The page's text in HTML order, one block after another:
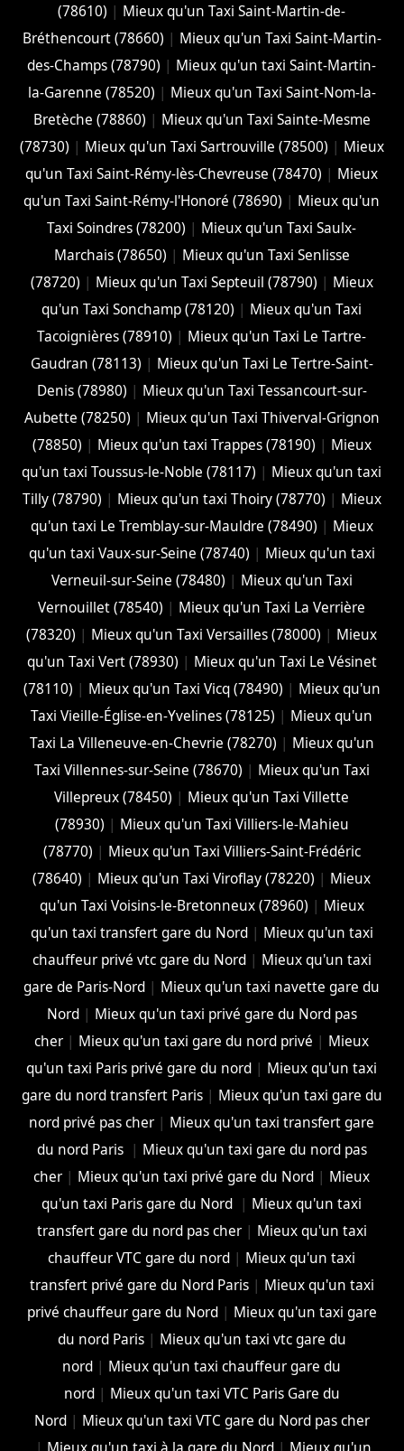
(78610) | Mieux qu'un Taxi Saint-Martin-de-
Bréthencourt (78660) | Mieux qu'un Taxi Saint-Martin-
des-Champs (78790) | Mieux qu'un taxi Saint-Martin-
la-Garenne (78520) | Mieux qu'un Taxi Saint-Nom-la-
Bretèche (78860) | Mieux qu'un Taxi Sainte-Mesme
(78730) | Mieux qu'un Taxi Sartrouville (78500) | Mieux
qu'un Taxi Saint-Rémy-lès-Chevreuse (78470) | Mieux
qu'un Taxi Saint-Rémy-l'Honoré (78690) | Mieux qu'un
Taxi Soindres (78200) | Mieux qu'un Taxi Saulx-
Marchais (78650) | Mieux qu'un Taxi Senlisse
(78720) | Mieux qu'un Taxi Septeuil (78790) | Mieux
qu'un Taxi Sonchamp (78120) | Mieux qu'un Taxi
Tacoignières (78910) | Mieux qu'un Taxi Le Tartre-
Gaudran (78113) | Mieux qu'un Taxi Le Tertre-Saint-
Denis (78980) | Mieux qu'un Taxi Tessancourt-sur-
Aubette (78250) | Mieux qu'un Taxi Thiverval-Grignon
(78850) | Mieux qu'un taxi Trappes (78190) | Mieux
qu'un taxi Toussus-le-Noble (78117) | Mieux qu'un taxi
Tilly (78790) | Mieux qu'un taxi Thoiry (78770) | Mieux
qu'un taxi Le Tremblay-sur-Mauldre (78490) | Mieux
qu'un taxi Vaux-sur-Seine (78740) | Mieux qu'un taxi
Verneuil-sur-Seine (78480) | Mieux qu'un Taxi
Vernouillet (78540) | Mieux qu'un Taxi La Verrière
(78320) | Mieux qu'un Taxi Versailles (78000) | Mieux
qu'un Taxi Vert (78930) | Mieux qu'un Taxi Le Vésinet
(78110) | Mieux qu'un Taxi Vicq (78490) | Mieux qu'un
Taxi Vieille-Église-en-Yvelines (78125) | Mieux qu'un
Taxi La Villeneuve-en-Chevrie (78270) | Mieux qu'un
Taxi Villennes-sur-Seine (78670) | Mieux qu'un Taxi
Villepreux (78450) | Mieux qu'un Taxi Villette
(78930) | Mieux qu'un Taxi Villiers-le-Mahieu
(78770) | Mieux qu'un Taxi Villiers-Saint-Frédéric
(78640) | Mieux qu'un Taxi Viroflay (78220) | Mieux
qu'un Taxi Voisins-le-Bretonneux (78960) | Mieux
qu'un taxi transfert gare du Nord| Mieux qu'un taxi
chauffeur privé vtc gare du Nord| Mieux qu'un taxi
gare de Paris-Nord | Mieux qu'un taxi navette gare du
Nord| Mieux qu'un taxi privé gare du Nord pas
cher | Mieux qu'un taxi gare du nord privé | Mieux
qu'un taxi Paris privé gare du nord | Mieux qu'un taxi
gare du nord transfert Paris| Mieux qu'un taxi gare du
nord privé pas cher | Mieux qu'un taxi transfert gare
du nord Paris | Mieux qu'un taxi gare du nord pas
cher | Mieux qu'un taxi privé gare du Nord | Mieux
qu'un taxi Paris gare du Nord | Mieux qu'un taxi
transfert gare du nord pas cher| Mieux qu'un taxi
chauffeur VTC gare du nord | Mieux qu'un taxi
transfert privé gare du Nord Paris| Mieux qu'un taxi
privé chauffeur gare du Nord| Mieux qu'un taxi gare
du nord Paris| Mieux qu'un taxi vtc gare du
nord | Mieux qu'un taxi chauffeur gare du
nord| Mieux qu'un taxi VTC Paris Gare du
Nord| Mieux qu'un taxi VTC gare du Nord pas cher